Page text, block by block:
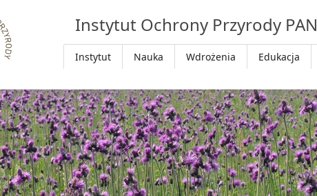
Instytut Ochrony Przyrody PAN
Instytut Nauka Wdrożenia Edukacja